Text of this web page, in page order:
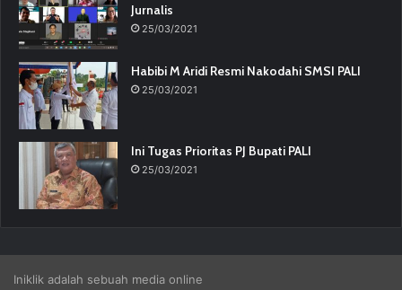
Jurnalis
25/03/2021
Habibi M Aridi Resmi Nakodahi SMSI PALI
25/03/2021
Ini Tugas Prioritas PJ Bupati PALI
25/03/2021
Iniklik adalah sebuah media online